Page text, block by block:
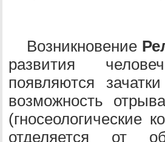
Возникновение
развития
появляются
возможность
(гносеологические
отделяется от